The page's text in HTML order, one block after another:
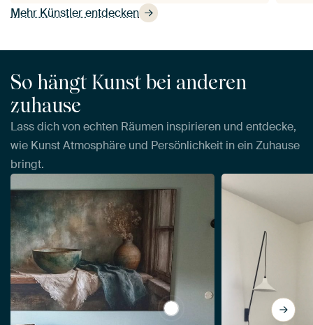
Mehr Künstler entdecken
So hängt Kunst bei anderen
zuhause
Lass dich von echten Räumen inspirieren und entdecke,
wie Kunst Atmosphäre und Persönlichkeit in ein Zuhause
bringt.